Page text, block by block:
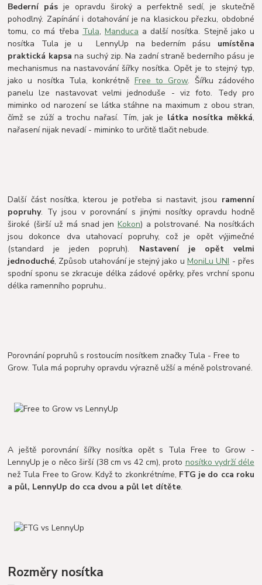
Bederní pásje opravdu široký a perfektně sedí, je skutečně
pohodlný. Zapínání i dotahování je na klasickou přezku, obdobné
tomu, co má třeba Tula, Manduca a další nosítka. Stejně jako u
nosítka Tula je u LennyUp na bederním pásu umístěna
praktická kapsa na suchý zip. Na zadní straně bederního pásu je
mechanismus na nastavování šířky nosítka. Opět je to stejný typ,
jako u nosítka Tula, konkrétně Free to Grow. Šířku zádového
panelu lze nastavovat velmi jednoduše - viz foto. Tedy pro
miminko od narození se látka stáhne na maximum z obou stran,
čímž se zúží a trochu nařasí. Tím, jak je látka nosítka měkká,
nařasení nijak nevadí - miminko to určitě tlačit nebude.
Další část nosítka, kterou je potřeba si nastavit, jsou ramenní
popruhy. Ty jsou v porovnání s jinými nosítky opravdu hodně
široké (širší už má snad jenKokon) a polstrované. Na nosítkách
jsou dokonce dva utahovací popruhy, což je opět výjimečné
(standard je jeden popruh). Nastavení je opět velmi
jednoduché, Způsob utahování je stejný jako uMoniLu UNI - přes
spodní sponu se zkracuje délka zádové opěrky, přes vrchní sponu
délka ramenního popruhu..
Porovnání popruhů s rostoucím nosítkem značky Tula - Free to
Grow. Tula má popruhy opravdu výrazně užší a méně polstrované.
A ještě porovnání šířky nosítka opět s Tula Free to Grow -
LennyUp je o něco širší (38 cm vs 42 cm), proto nosítko vydrží déle
než Tula Free to Grow. Když to zkonkrétníme, FTG je do cca roku
a půl, LennyUp do cca dvou a půl let dítěte.
Rozměry nosítka